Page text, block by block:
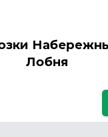
Лобня